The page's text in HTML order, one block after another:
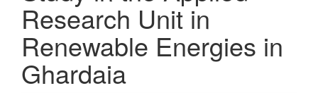
Research Unit in
Renewable Energies in
Ghardaia